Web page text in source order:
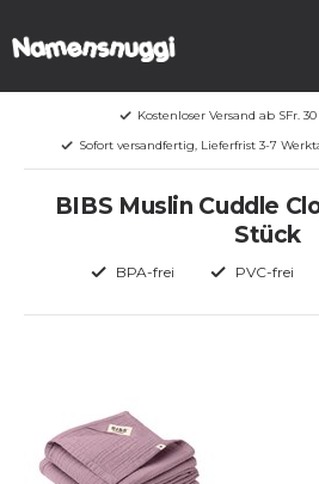
Kostenloser Versand ab SFr.
Sofort versandfertig, Lieferfrist 3-7
BIBS Muslin Cuddle
Stück
BPA-frei PVC-frei